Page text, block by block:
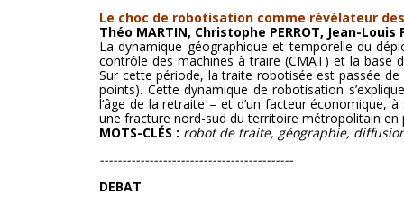
Le choc de robotisation comme révélateur
Théo MARTIN, Christophe PERROT, Jean-Louis
La dynamique géographique et temporelle du
contrôle des machines à traire (CMAT) et la base
Sur cette période, la traite robotisée est passée
points). Cette dynamique de robotisation
l’âge de la retraite – et d’un facteur économique,
une fracture nord-sud du territoire métropolitain en
MOTS-CLÉS : robot de traite, géographie,
-------------------------------------------
DEBAT